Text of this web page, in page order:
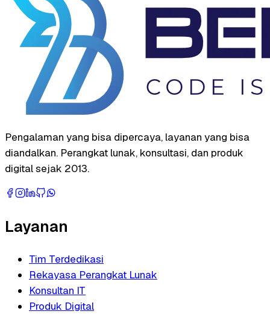
Pengalaman yang bisa dipercaya, layanan yang bisa
diandalkan. Perangkat lunak, konsultasi, dan produk
digital sejak 2013.
Layanan
Tim Terdedikasi
Rekayasa Perangkat Lunak
Konsultan IT
Produk Digital